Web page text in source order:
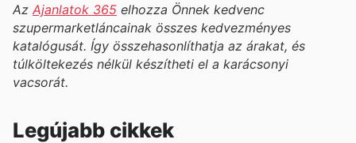
Az Ajanlatok 365 elhozza Önnek kedvenc
szupermarketláncainak összes kedvezményes
katalógusát. Így összehasonlíthatja az árakat, és
túlköltekezés nélkül készítheti el a karácsonyi
vacsorát.
Legújabb cikkek